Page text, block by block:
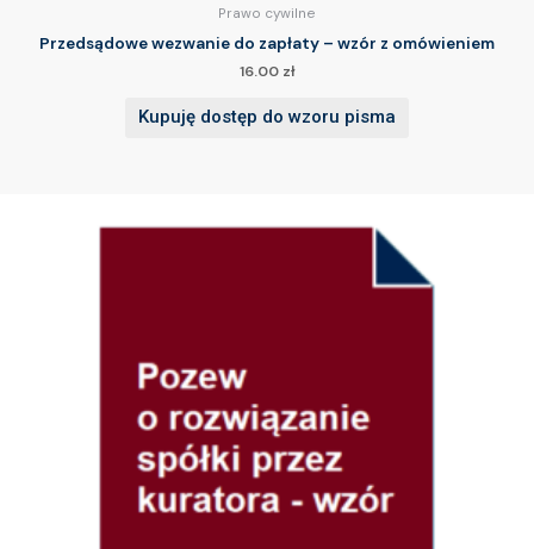
Prawo cywilne
Przedsądowe wezwanie do zapłaty – wzór z omówieniem
16.00 zł
Kupuję dostęp do wzoru pisma